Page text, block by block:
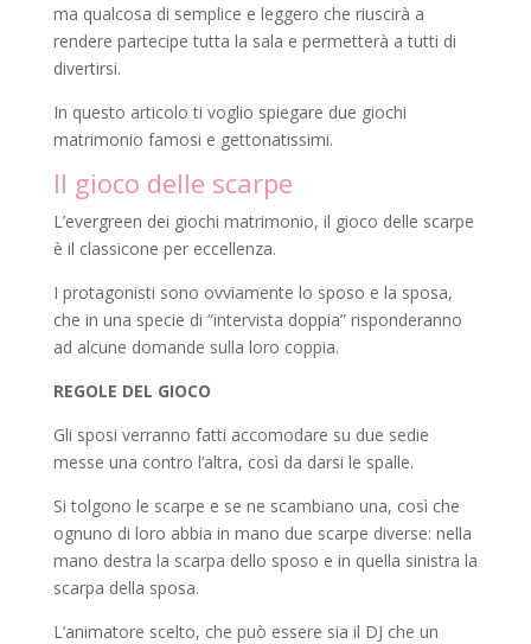
ma qualcosa di semplice e leggero che riuscirà a
rendere partecipe tutta la sala e permetterà a tutti di
divertirsi.
In questo articolo ti voglio spiegare due giochi
matrimonio famosi e gettonatissimi.
Il gioco delle scarpe
L’evergreen dei giochi matrimonio, il gioco delle scarpe
è il classicone per eccellenza.
I protagonisti sono ovviamente lo sposo e la sposa,
che in una specie di “intervista doppia” risponderanno
ad alcune domande sulla loro coppia.
REGOLE DEL GIOCO
Gli sposi verranno fatti accomodare su due sedie
messe una contro l’altra, così da darsi le spalle.
Si tolgono le scarpe e se ne scambiano una, così che
ognuno di loro abbia in mano due scarpe diverse: nella
mano destra la scarpa dello sposo e in quella sinistra la
scarpa della sposa.
L’animatore scelto, che può essere sia il DJ che un